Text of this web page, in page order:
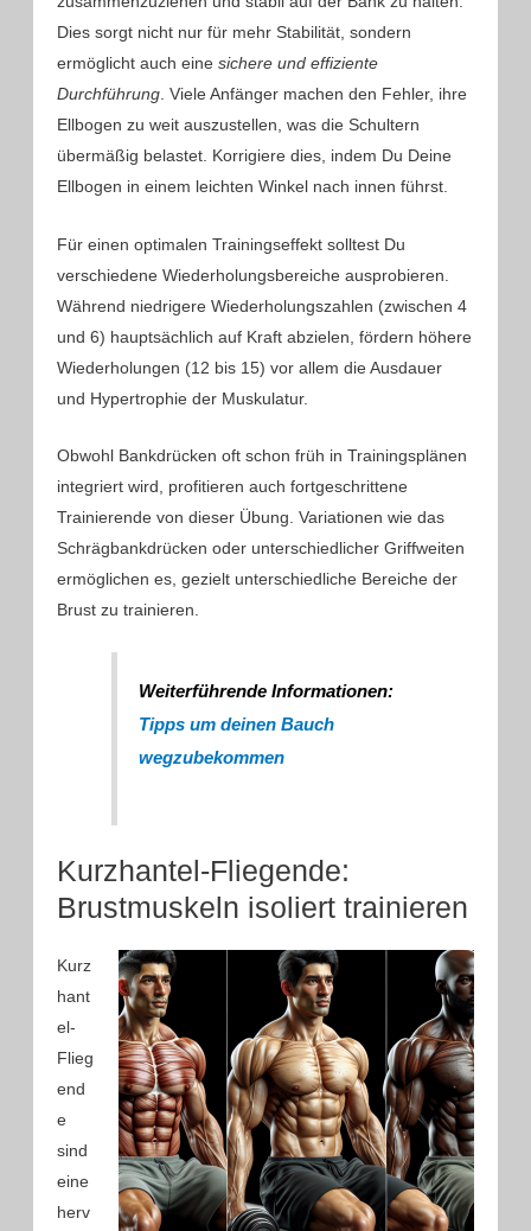
Dies sorgt nicht nur für mehr Stabilität, sondern
ermöglicht auch eine sichere und effiziente
Durchführung. Viele Anfänger machen den Fehler, ihre
Ellbogen zu weit auszustellen, was die Schultern
übermäßig belastet. Korrigiere dies, indem Du Deine
Ellbogen in einem leichten Winkel nach innen führst.
Für einen optimalen Trainingseffekt solltest Du
verschiedene Wiederholungsbereiche ausprobieren.
Während niedrigere Wiederholungszahlen (zwischen 4
und 6) hauptsächlich auf Kraft abzielen, fördern höhere
Wiederholungen (12 bis 15) vor allem die Ausdauer
und Hypertrophie der Muskulatur.
Obwohl Bankdrücken oft schon früh in Trainingsplänen
integriert wird, profitieren auch fortgeschrittene
Trainierende von dieser Übung. Variationen wie das
Schrägbankdrücken oder unterschiedlicher Griffweiten
ermöglichen es, gezielt unterschiedliche Bereiche der
Brust zu trainieren.
Weiterführende Informationen:
Tipps um deinen Bauch
wegzubekommen
Kurzhantel-Fliegende:
Brustmuskeln isoliert trainieren
Kurz
hant
el-
Flieg
end
e
sind
eine
herv